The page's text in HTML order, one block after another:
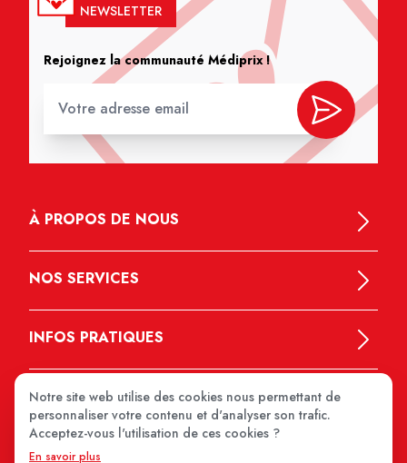
NEWSLETTER
Rejoignez la communauté Médiprix !
À PROPOS DE NOUS
NOS SERVICES
INFOS PRATIQUES
Notre site web utilise des cookies nous permettant de
personnaliser votre contenu et d'analyser son trafic.
Acceptez-vous l'utilisation de ces cookies ?
En savoir plus